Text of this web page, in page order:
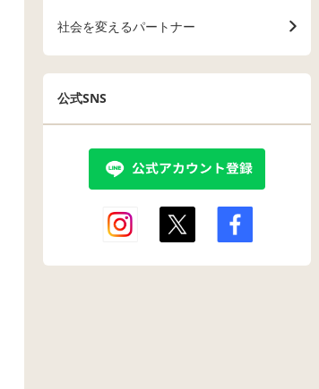
社会を変えるパートナー
公式SNS